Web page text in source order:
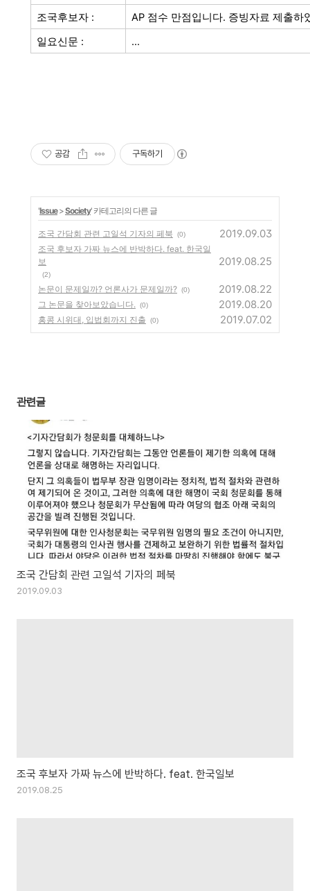
조국후보자 :
AP 점수 만점입니다. 증빙자료 제출하
일요신문 :
...
공감 구독하기
'Issue>Society' 카테고리의 다른 글
조국 간담회 관련 고일석 기자의 페북 (0) 2019.09.03
조국 후보자 가짜 뉴스에 반박하다. feat. 한국일
보
(2)
2019.08.25
논문이 문제일까? 언론사가 문제일까? (0) 2019.08.22
그 논문을 찾아보았습니다. (0) 2019.08.20
홍콩 시위대, 입법회까지 진출 (0) 2019.07.02
관련글
조국 간담회 관련 고일석 기자의 페북
2019.09.03
조국 후보자 가짜 뉴스에 반박하다. feat. 한국일보
2019.08.25